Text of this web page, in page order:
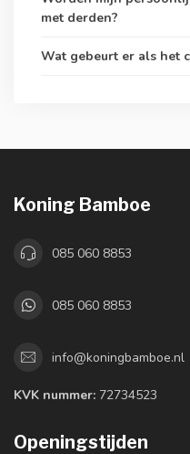
met derden?
Wat gebeurt er als het
Koning Bamboe
085 060 8853
085 060 8853
info@koningbamboe.nl
KVK nummer: 72734523
Openingstijden